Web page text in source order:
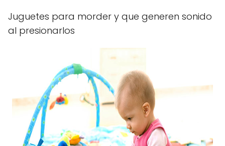
Juguetes para morder y que generen sonido
al presionarlos